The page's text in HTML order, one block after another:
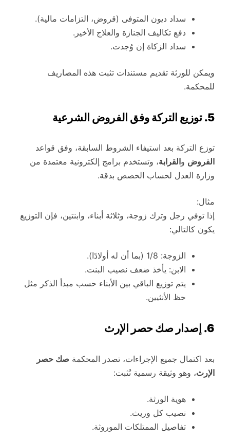
سداد ديون المتوفى (قروض، التزامات مالية).
دفع تكاليف الجنازة والعلاج الأخير.
سداد الزكاة إن وُجدت.
ويمكن للورثة تقديم مستندات تثبت هذه المصاريف
للمحكمة.
5. توزيع التركة وفق الفروض الشرعية
توزع التركة بعد استيفاء الشروط السابقة، وفق قواعد
الفروض والقرابة، وتستخدم برامج إلكترونية معتمدة من
وزارة العدل لحساب الحصص بدقة.
مثال:
إذا توفي رجل وترك زوجة، وثلاثة أبناء، وابنتين، فإن التوزيع
يكون كالتالي:
الزوجة: 1/8 (بما أن له أولادًا).
الابن: يأخذ ضعف نصيب البنت.
يتم توزيع الباقي بين الأبناء حسب مبدأ الذكر مثل
حظ الأنثيين.
6. إصدار صك حصر الإرث
بعد اكتمال جميع الإجراءات، تصدر المحكمة صك حصر
الإرث، وهو وثيقة رسمية تُثبت:
هوية الورثة.
نصيب كل وريث.
تفاصيل الممتلكات الموروثة.